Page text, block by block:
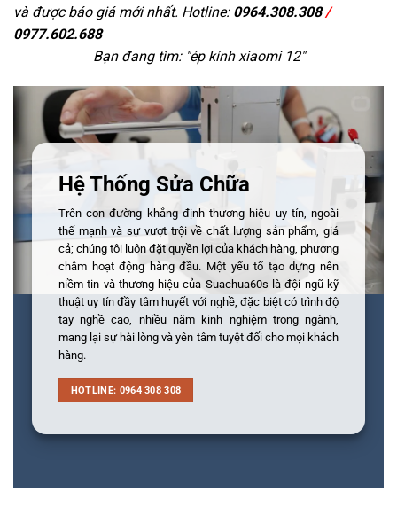
và được báo giá mới nhất. Hotline: 0964.308.308/
0977.602.688
Bạn đang tìm: "ép kính xiaomi 12"
Hệ Thống Sửa Chữa
Trên con đường khẳng định thương hiệu uy tín, ngoài
thế mạnh và sự vượt trội về chất lượng sản phẩm, giá
cả; chúng tôi luôn đặt quyền lợi của khách hàng, phương
châm hoạt động hàng đầu. Một yếu tố tạo dựng nên
niềm tin và thương hiệu của Suachua60s là đội ngũ kỹ
thuật uy tín đầy tâm huyết với nghề, đặc biệt có trình độ
tay nghề cao, nhiều năm kinh nghiệm trong ngành,
mang lại sự hài lòng và yên tâm tuyệt đối cho mọi khách
hàng.
HOTLINE: 0964 308 308